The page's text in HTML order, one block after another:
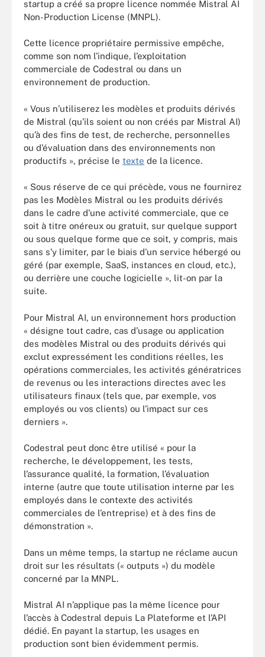
startup a créé sa propre licence nommée Mistral AI
Non-Production License (MNPL).
Cette licence propriétaire permissive empêche,
comme son nom l’indique, l’exploitation
commerciale de Codestral ou dans un
environnement de production.
« Vous n’utiliserez les modèles et produits dérivés
de Mistral (qu’ils soient ou non créés par Mistral AI)
qu’à des fins de test, de recherche, personnelles
ou d’évaluation dans des environnements non
productifs », précise le texte de la licence.
« Sous réserve de ce qui précède, vous ne fournirez
pas les Modèles Mistral ou les produits dérivés
dans le cadre d’une activité commerciale, que ce
soit à titre onéreux ou gratuit, sur quelque support
ou sous quelque forme que ce soit, y compris, mais
sans s’y limiter, par le biais d’un service hébergé ou
géré (par exemple, SaaS, instances en cloud, etc.),
ou derrière une couche logicielle », lit-on par la
suite.
Pour Mistral AI, un environnement hors production
« désigne tout cadre, cas d’usage ou application
des modèles Mistral ou des produits dérivés qui
exclut expressément les conditions réelles, les
opérations commerciales, les activités génératrices
de revenus ou les interactions directes avec les
utilisateurs finaux (tels que, par exemple, vos
employés ou vos clients) ou l’impact sur ces
derniers ».
Codestral peut donc être utilisé « pour la
recherche, le développement, les tests,
l’assurance qualité, la formation, l’évaluation
interne (autre que toute utilisation interne par les
employés dans le contexte des activités
commerciales de l’entreprise) et à des fins de
démonstration ».
Dans un même temps, la startup ne réclame aucun
droit sur les résultats (« outputs ») du modèle
concerné par la MNPL.
Mistral AI n’applique pas la même licence pour
l’accès à Codestral depuis La Plateforme et l’API
dédié. En payant la startup, les usages en
production sont bien évidemment permis.